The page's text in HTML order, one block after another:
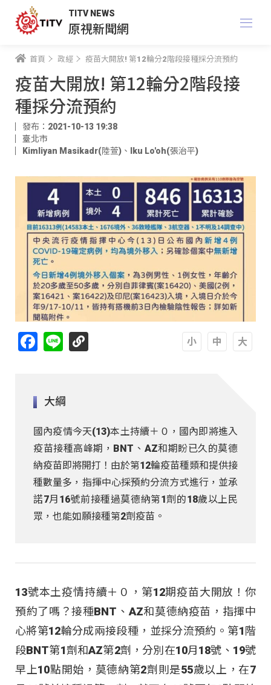
TITV NEWS
原視新聞網
首頁 政經 疫苗大開放! 第12輪分2階段接種採分流預約
疫苗大開放! 第12輪分2階段接
種採分流預約
發布：2021-10-13 19:38
臺北市
Kimliyan Masikadr(陸萱) 、 Iku Lo'oh(張治平)
Facebook
Line
大綱
國內疫情今天(13)本土持續＋０，國內即將進入
疫苗接種高峰期，BNT、AZ和期盼已久的莫德
納疫苗即將開打！由於第12輪疫苗種類和提供接
種數量多，指揮中心採預約分流方式進行，並承
諾7月16號前接種過莫德納第1劑的18歲以上民
眾，也能如願接種第2劑疫苗。
13號本土疫情持續＋０，第12期疫苗大開放！你
預約了嗎？接種BNT、AZ和莫德納疫苗，指揮中
心將第12輪分成兩接段種，並採分流預約。第1階
段BNT第1劑和AZ第2劑，分別在10月18號、19號
早上10點開始，莫德納第2劑則是55歲以上，在7